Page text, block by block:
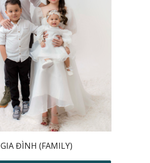
GIA ĐÌNH (FAMILY)